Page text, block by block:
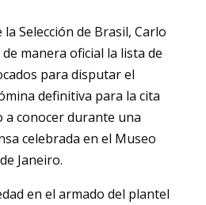
Selección de Brasil, Carlo
manera oficial la lista de
para disputar el
definitiva para la cita
a conocer durante una
celebrada en el Museo
Janeiro.
en el armado del plantel